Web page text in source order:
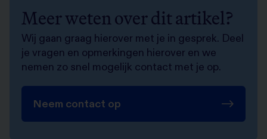
Meer weten over dit artikel?
Wij gaan graag hierover met je in gesprek. Deel
je vragen en opmerkingen hierover en we
nemen zo snel mogelijk contact met je op.
Neem contact op